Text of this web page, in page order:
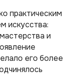
практическим
искусства:
и
его более